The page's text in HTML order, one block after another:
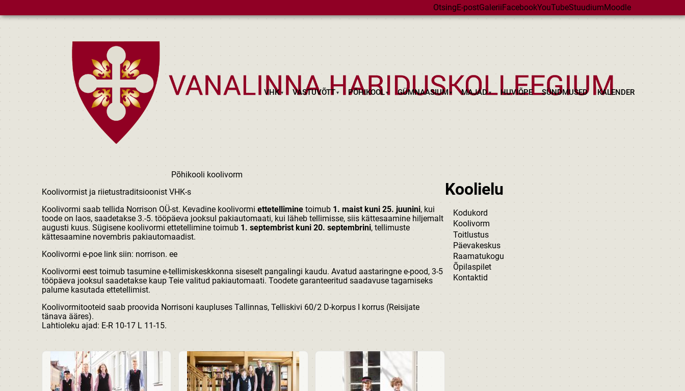
OtsingE-postGaleriiFacebookYouTubeStuudiumMoodle
VHK VASTUVÕTT PÕHIKOOL GÜMNAASIUM MAJAD HUVIÕPE SÜNDMUSED KALENDER
Põhikooli koolivorm
Koolivormist ja riietustraditsioonist VHK-s
Koolivormi saab tellida Norrison OÜ-st. Kevadine koolivormi ettetellimine toimub 1. maist kuni 25. juunini, kui
toode on laos, saadetakse 3.-5. tööpäeva jooksul pakiautomaati, kui läheb tellimisse, siis kättesaamine hiljemalt
augusti kuus. Sügisene koolivormi ettetellimine toimub 1. septembrist kuni 20. septembrini, tellimuste
kättesaamine novembris pakiautomaadist.
Koolivormi e-poe link siin: norrison. ee
Koolivormi eest toimub tasumine e-tellimiskeskkonna siseselt pangalingi kaudu. Avatud aastaringne e-pood, 3-5
tööpäeva jooksul saadetakse kaup Teie valitud pakiautomaati. Toodete garanteeritud saadavuse tagamiseks
palume kasutada ettetellimist.
Koolivormitooteid saab proovida Norrisoni kaupluses Tallinnas, Telliskivi 60/2 D-korpus I korrus (Reisijate
tänava ääres).
Lahtioleku ajad: E-R 10-17 L 11-15.
Koolielu
Kodukord
Koolivorm
Toitlustus
Päevakeskus
Raamatukogu
Õpilaspilet
Kontaktid